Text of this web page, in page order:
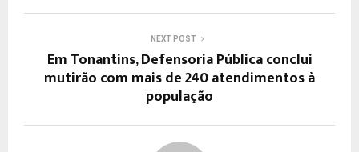
NEXT POST
Em Tonantins, Defensoria Pública conclui
mutirão com mais de 240 atendimentos à
população